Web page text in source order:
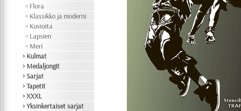
Flora
Klassikko ja moderni
Kuvioita
Lapsien
Meri
> Kulmat
> Medaljongit
> Sarjat
> Tapetit
> XXXL
> Yksinkertaiset sarjat